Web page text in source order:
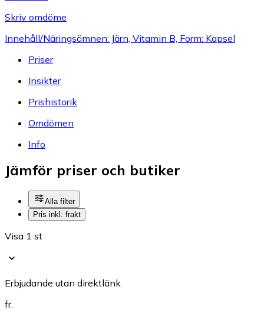
Skriv omdöme
Innehåll/Näringsämnen: Järn, Vitamin B, Form: Kapsel
Priser
Insikter
Prishistorik
Omdömen
Info
Jämför priser och butiker
Alla filter
Pris inkl. frakt
Visa 1 st
Erbjudande utan direktlänk
fr.